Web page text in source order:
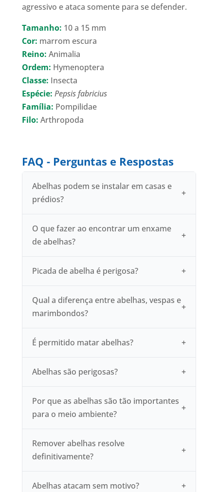
agressivo e ataca somente para se defender.
Tamanho: 10 a 15 mm
Cor: marrom escura
Reino: Animalia
Ordem: Hymenoptera
Classe: Insecta
Espécie: Pepsis fabricius
Família: Pompilidae
Filo: Arthropoda
FAQ - Perguntas e Respostas
Abelhas podem se instalar em casas e
prédios?
O que fazer ao encontrar um enxame
de abelhas?
Picada de abelha é perigosa?
Qual a diferença entre abelhas, vespas e
marimbondos?
É permitido matar abelhas?
Abelhas são perigosas?
Por que as abelhas são tão importantes
para o meio ambiente?
Remover abelhas resolve
definitivamente?
Abelhas atacam sem motivo?